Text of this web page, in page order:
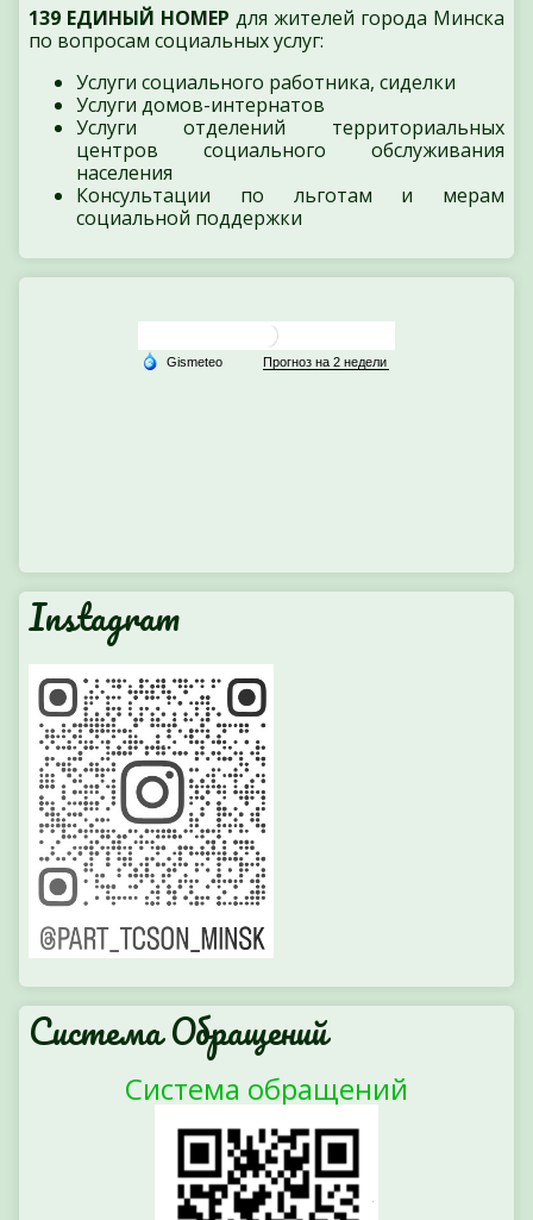
139 ЕДИНЫЙ НОМЕР для жителей города Минска
по вопросам социальных услуг:
Услуги социального работника, сиделки
Услуги домов-интернатов
Услуги отделений территориальных
центров социального обслуживания
населения
Консультации по льготам и мерам
социальной поддержки
Instagram
Система Обращений
Система обращений